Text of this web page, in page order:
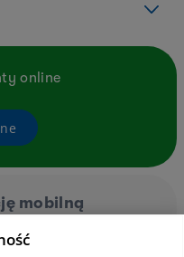
online
mobilną